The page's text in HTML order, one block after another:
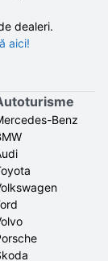
dealeri.
aici!
Benz